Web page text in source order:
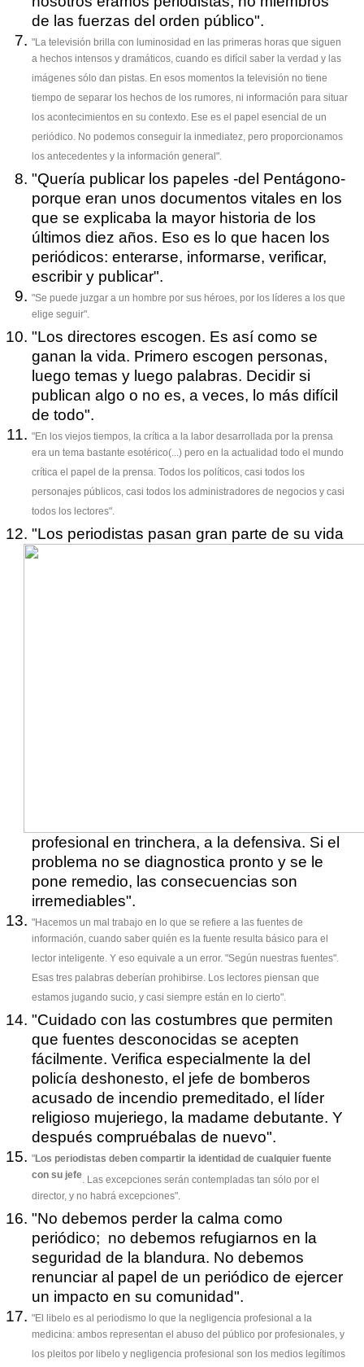
de las fuerzas del orden público".
"La televisión brilla con luminosidad en las primeras horas que siguen
a hechos intensos y dramáticos, cuando es difícil saber la verdad y las
imágenes sólo dan pistas. En esos momentos la televisión no tiene
tiempo de separar los hechos de los rumores, ni información para situar
los acontecimientos en su contexto. Ese es el papel esencial de un
periódico. No podemos conseguir la inmediatez, pero proporcionamos
los antecedentes y la información general".
"Quería publicar los papeles -del Pentágono-
porque eran unos documentos vitales en los
que se explicaba la mayor historia de los
últimos diez años. Eso es lo que hacen los
periódicos: enterarse, informarse, verificar,
escribir y publicar".
"Se puede juzgar a un hombre por sus héroes, por los líderes a los que
elige seguir".
"Los directores escogen. Es así como se
ganan la vida. Primero escogen personas,
luego temas y luego palabras. Decidir si
publican algo o no es, a veces, lo más difícil
de todo".
"En los viejos tiempos, la crítica a la labor desarrollada por la prensa
era un tema bastante esotérico(...) pero en la actualidad todo el mundo
crítica el papel de la prensa. Todos los políticos, casi todos los
personajes públicos, casi todos los administradores de negocios y casi
todos los lectores".
"Los periodistas pasan gran parte de su vida
profesional en trinchera, a la defensiva. Si el
problema no se diagnostica pronto y se le
pone remedio, las consecuencias son
irremediables".
"Hacemos un mal trabajo en lo que se refiere a las fuentes de
información, cuando saber quién es la fuente resulta básico para el
lector inteligente. Y eso equivale a un error. "Según nuestras fuentes".
Esas tres palabras deberían prohibirse. Los lectores piensan que
estamos jugando sucio, y casi siempre están en lo cierto".
"Cuidado con las costumbres que permiten
que fuentes desconocidas se acepten
fácilmente. Verifica especialmente la del
policía deshonesto, el jefe de bomberos
acusado de incendio premeditado, el líder
religioso mujeriego, la madame debutante. Y
después compruébalas de nuevo".
"Los periodistas deben compartir la identidad de cualquier fuente
con su jefe. Las excepciones serán contempladas tan sólo por el
director, y no habrá excepciones".
"No debemos perder la calma como
periódico; no debemos refugiarnos en la
seguridad de la blandura. No debemos
renunciar al papel de un periódico de ejercer
un impacto en su comunidad".
"El libelo es al periodismo lo que la negligencia profesional a la
medicina: ambos representan el abuso del público por profesionales, y
los pleitos por libelo y negligencia profesional son los medios legítimos